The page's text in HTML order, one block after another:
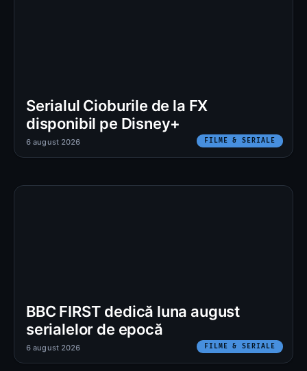
Serialul Cioburile de la FX
disponibil pe Disney+
FILME & SERIALE
6 august 2026
BBC FIRST dedică luna august
serialelor de epocă
FILME & SERIALE
6 august 2026